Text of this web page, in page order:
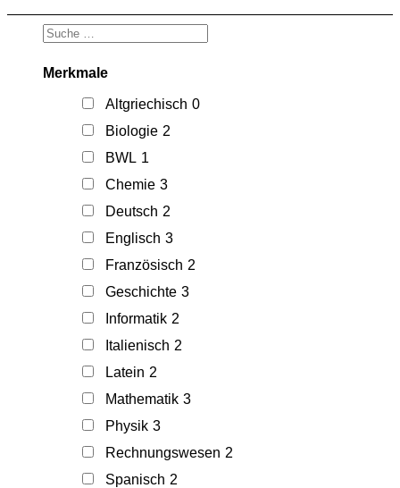
Merkmale
Altgriechisch 0
Biologie 2
BWL 1
Chemie 3
Deutsch 2
Englisch 3
Französisch 2
Geschichte 3
Informatik 2
Italienisch 2
Latein 2
Mathematik 3
Physik 3
Rechnungswesen 2
Spanisch 2